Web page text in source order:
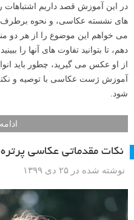
در این آموزش قصد داریم
های نشسته عکاسی، و نحوه برطرف
می خواهم این موضوع را از هر دو
دهم، تا بتوانید تفاوت های آنها را
از او عکس می گیرید، چطور باید
آموزش ژست عکاسی با توصیه و
شود.
نکات مقدماتی عکاسی پرتره
نوشته شده در ۲۵ دی ۱۳۹۹